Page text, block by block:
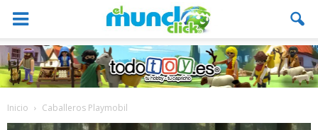
Inicio Caballeros Playmobil